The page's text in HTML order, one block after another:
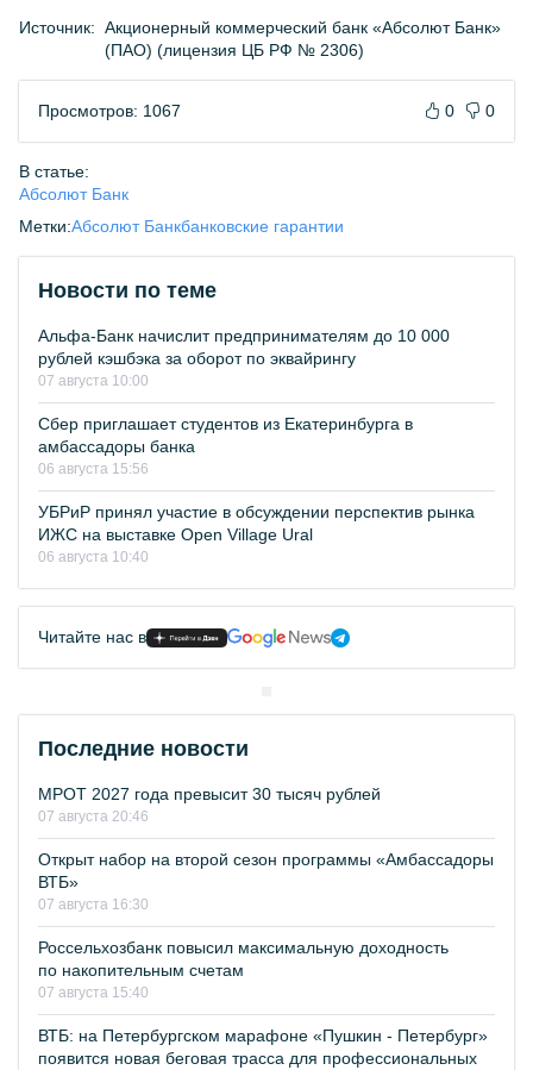
Источник: Акционерный коммерческий банк «Абсолют Банк»
(ПАО) (лицензия ЦБ РФ № 2306)
Просмотров: 1067 0 0
В статье:
Абсолют Банк
Метки:Абсолют Банкбанковские гарантии
Новости по теме
Альфа-Банк начислит предпринимателям до 10 000
рублей кэшбэка за оборот по эквайрингу
07 августа 10:00
Сбер приглашает студентов из Екатеринбурга в
амбассадоры банка
06 августа 15:56
УБРиР принял участие в обсуждении перспектив рынка
ИЖС на выставке Open Village Ural
06 августа 10:40
Читайте нас в
Последние новости
МРОТ 2027 года превысит 30 тысяч рублей
07 августа 20:46
Открыт набор на второй сезон программы «Амбассадоры
ВТБ»
07 августа 16:30
Россельхозбанк повысил максимальную доходность
по накопительным счетам
07 августа 15:40
ВТБ: на Петербургском марафоне «Пушкин - Петербург»
появится новая беговая трасса для профессиональных